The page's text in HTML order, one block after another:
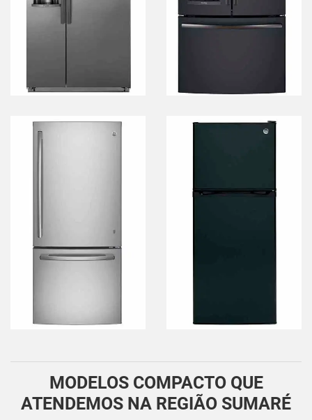
MODELOS COMPACTO QUE
ATENDEMOS NA REGIÃO SUMARÉ